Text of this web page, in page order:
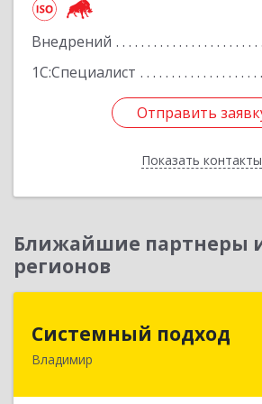
Внедрений
1С:Специалист
Отправить
Показать контакты
Отправить
Назад
Ближайшие партнеры
регионов
Системный подход
Владимир
600022, Владимирская обл,